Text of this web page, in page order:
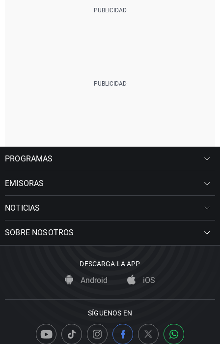
PROGRAMAS
EMISORAS
NOTICIAS
SOBRE NOSOTROS
DESCARGA LA APP
Android iOS
SÍGUENOS EN